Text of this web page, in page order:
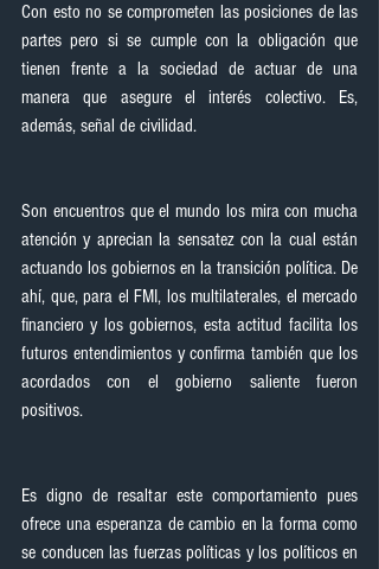
Con esto no se comprometen las posiciones de las
partes pero si se cumple con la obligación que
tienen frente a la sociedad de actuar de una
manera que asegure el interés colectivo. Es,
además, señal de civilidad.
Son encuentros que el mundo los mira con mucha
atención y aprecian la sensatez con la cual están
actuando los gobiernos en la transición política. De
ahí, que, para el FMI, los multilaterales, el mercado
financiero y los gobiernos, esta actitud facilita los
futuros entendimientos y confirma también que los
acordados con el gobierno saliente fueron
positivos.
Es digno de resaltar este comportamiento pues
ofrece una esperanza de cambio en la forma como
se conducen las fuerzas políticas y los políticos en